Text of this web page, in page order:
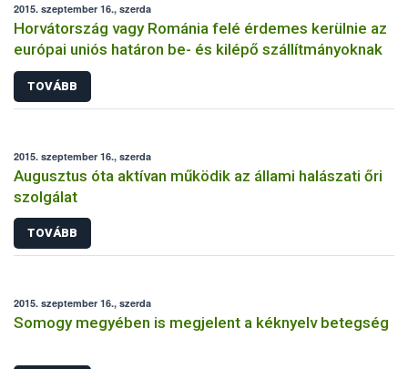
2015. szeptember 16., szerda
Horvátország vagy Románia felé érdemes kerülnie az
európai uniós határon be- és kilépő szállítmányoknak
TOVÁBB
2015. szeptember 16., szerda
Augusztus óta aktívan működik az állami halászati őri
szolgálat
TOVÁBB
2015. szeptember 16., szerda
Somogy megyében is megjelent a kéknyelv betegség